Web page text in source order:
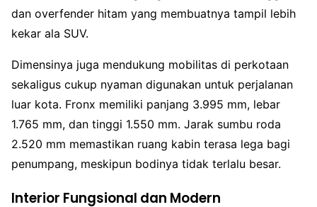
dan overfender hitam yang membuatnya tampil lebih
kekar ala SUV.
Dimensinya juga mendukung mobilitas di perkotaan
sekaligus cukup nyaman digunakan untuk perjalanan
luar kota. Fronx memiliki panjang 3.995 mm, lebar
1.765 mm, dan tinggi 1.550 mm. Jarak sumbu roda
2.520 mm memastikan ruang kabin terasa lega bagi
penumpang, meskipun bodinya tidak terlalu besar.
Interior Fungsional dan Modern